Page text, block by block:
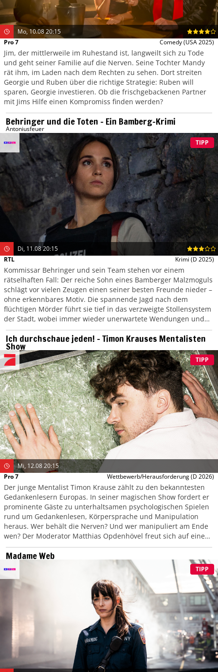
Mo, 10.08 20:15
Pro 7
Comedy(USA 2025)
Jim, der mittlerweile im Ruhestand ist, langweilt sich zu Tode
und geht seiner Familie auf die Nerven. Seine Tochter Mandy
rät ihm, im Laden nach dem Rechten zu sehen. Dort streiten
Georgie und Ruben über die richtige Strategie: Ruben will
sparen, Georgie investieren. Ob die frischgebackenen Partner
mit Jims Hilfe einen Kompromiss finden werden?
Behringer und die Toten – Ein Bamberg-Krimi
Antoniusfeuer
TIPP
Di, 11.08 20:15
RTL
Krimi (D 2025)
Kommissar Behringer und sein Team stehen vor einem
rätselhaften Fall: Der reiche Sohn eines Bamberger Malzmoguls
schlägt vor vielen Zeugen einen seiner besten Freunde nieder –
ohne erkennbares Motiv. Die spannende Jagd nach dem
flüchtigen Mörder führt sie tief in das verzweigte Stollensystem
der Stadt, wobei immer wieder unerwartete Wendungen und
neue Geheimnisse ans Licht kommen.
Ich durchschaue jeden! – Timon Krauses Mentalisten
Show
TIPP
Mi, 12.08 20:15
Pro 7
Wettbewerb/Herausforderung(D 2026)
Der junge Mentalist Timon Krause zählt zu den bekanntesten
Gedankenlesern Europas. In seiner magischen Show fordert er
prominente Gäste zu unterhaltsamen psychologischen Spielen
rund um Gedankenlesen, Körpersprache und Manipulation
heraus. Wer behält die Nerven? Und wer manipuliert am Ende
wen? Der Moderator Matthias Opdenhövel freut sich auf einen
Abend voller überraschender Wendungen.
Madame Web
TIPP